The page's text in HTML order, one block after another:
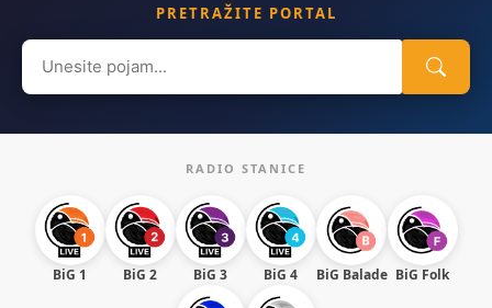
PRETRAŽITE PORTAL
Search
for:
RADIO STANICE
BiG 1 BiG 2 BiG 3 BiG 4 BiG Balade BiG Folk